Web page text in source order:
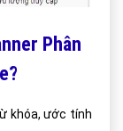
Phân
khóa, ước tính